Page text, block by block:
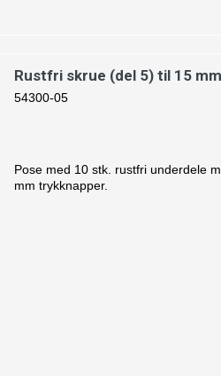
Rustfri skrue (del 5) til 15
54300-05
Pose med 10 stk. rustfri underdele
mm trykknapper.